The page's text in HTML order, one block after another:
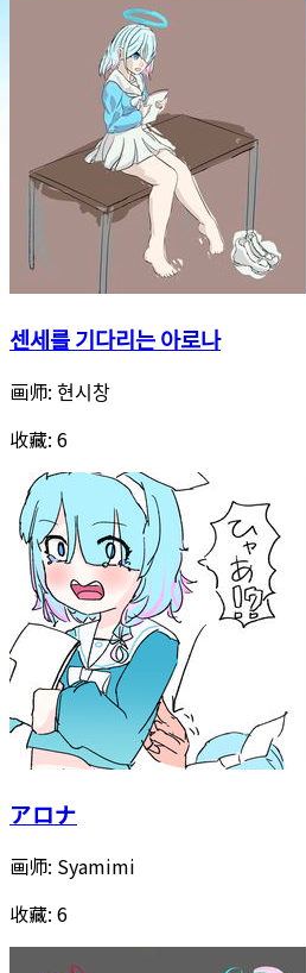
센세를 기다리는 아로나
画师: 현시창
收藏: 6
アロナ
画师: Syamimi
收藏: 6